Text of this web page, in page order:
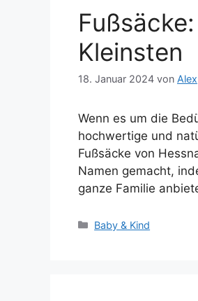
Kleinsten
18. Januar 2024 von Alex
Wenn es um die
hochwertige und
Fußsäcke von
Namen gemacht,
ganze Familie
Kategorien
Baby & Kind